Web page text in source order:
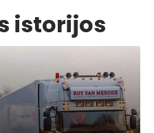
istorijos